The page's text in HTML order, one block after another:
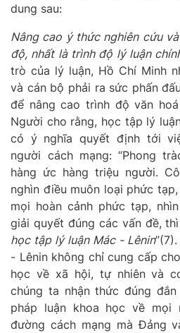
dung sau:
Nâng cao ý thức nghiên cứu
độ, nhất là trình độ lý luận
trò của lý luận, Hồ Chí Minh
và cán bộ phải ra sức phấn
để nâng cao trình độ văn
Người cho rằng, học tập lý
có ý nghĩa quyết định tới
người cách mạng: “Phong
hàng ức hàng triệu người.
nghìn điều muôn loại phức
mọi hoàn cảnh phức tạp,
giải quyết đúng các vấn đề,
học tập lý luận Mác - Lênin”(7).
- Lênin không chỉ cung cấp
học về xã hội, tự nhiên và
chúng ta nhận thức đúng
pháp luậnkhoa học về mọi
đường cách mạng mà Đảng